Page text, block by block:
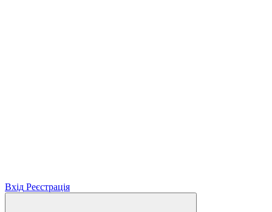
Вхід Реєстрація